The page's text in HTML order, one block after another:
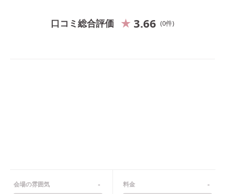
口コミ総合評価 3.66 0件
会場の雰囲気 - 料金 -